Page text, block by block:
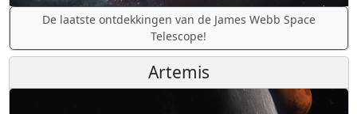
De laatste ontdekkingen van de James Webb Space
Telescope!
Artemis